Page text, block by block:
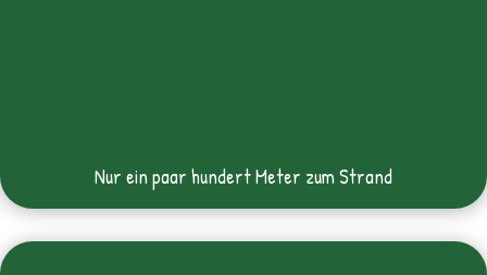
Nur ein paar hundert Meter zum Strand